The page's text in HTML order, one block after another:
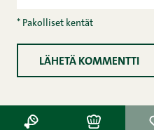
* Pakolliset kentät